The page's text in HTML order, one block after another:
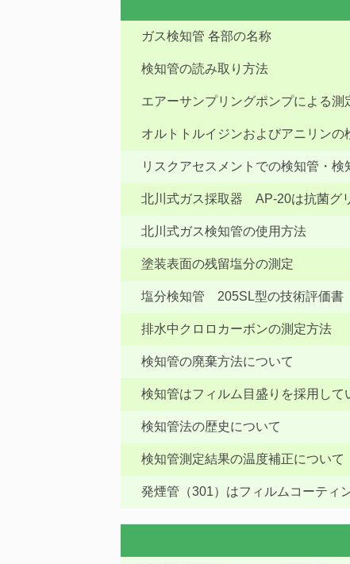
ガス検知管 各部の名称
検知管の読み取り方法
エアーサンプリングポンプによる測
オルトトルイジンおよびアニリンの
リスクアセスメントでの検知管・検
北川式ガス採取器 AP-20は抗菌グ
北川式ガス検知管の使用方法
塗装表面の残留塩分の測定
塩分検知管 205SL型の技術評価書
排水中クロロカーボンの測定方法
検知管の廃棄方法について
検知管はフィルム目盛りを採用して
検知管法の歴史について
検知管測定結果の温度補正について
発煙管（301）はフィルムコーティ